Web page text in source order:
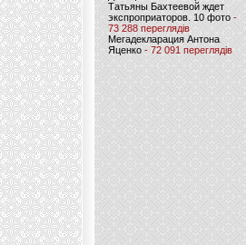
Татьяны Бахтеевой ждет
экспроприаторов. 10 фото -
73 288 переглядів
Мегадекларация Антона
Яценко - 72 091 переглядів